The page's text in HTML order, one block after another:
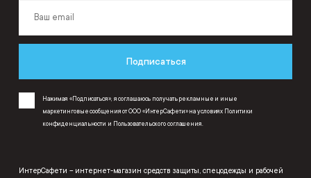
Подписаться
Нажимая «Подписаться», я соглашаюсь получать рекламные и иные
маркетинговые сообщения от ООО «ИнтерСафети» на условиях Политики
конфиденциальности и Пользовательского соглашения
ИнтерСафети – интернет-магазин средств защиты, спецодежды и рабочей